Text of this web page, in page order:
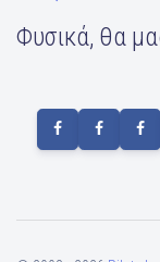
Φυσικά, θα